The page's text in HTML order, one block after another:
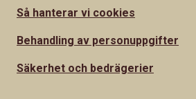
Så hanterar vi cookies
Behandling av personuppgifter
Säkerhet och bedrägerier